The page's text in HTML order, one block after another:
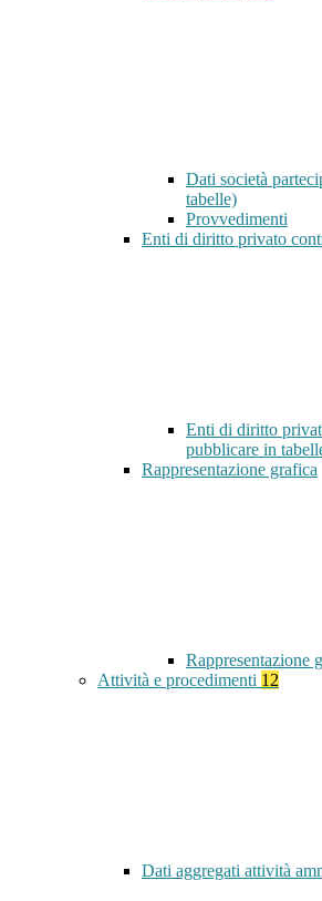
Dati società
tabelle)
Provvedimenti
Enti di diritto privato
Enti di diritto
pubblicare in
Rappresentazione grafica
Rappresentazione
Attività e procedimenti 12
Dati aggregati attività